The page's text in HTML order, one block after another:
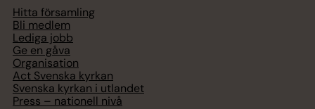
Hitta församling
Bli medlem
Lediga jobb
Ge en gåva
Organisation
Act Svenska kyrkan
Svenska kyrkan i utlandet
Press – nationell nivå